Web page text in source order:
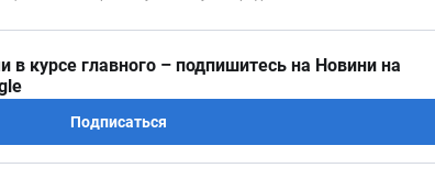
в курсе главного – подпишитесь на Новини на
Подписаться